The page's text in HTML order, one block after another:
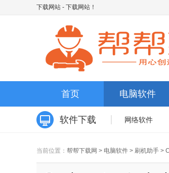
下载网站 - 下载网站！
首页 电脑软件
软件下载 网络软件
当前位置： 帮帮下载网 > 电脑软件 > 刷机助手 >